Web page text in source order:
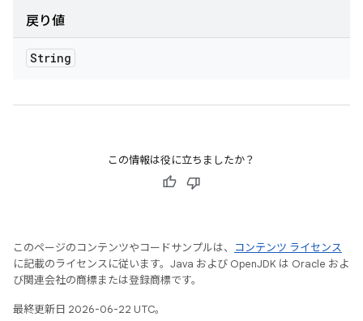
戻り値
String
この情報は役に立ちましたか？
このページのコンテンツやコードサンプルは、
コンテンツ ライセンス
に記載のライセンスに従います。Java および OpenJDK は Oracle およ
び関連会社の商標または登録商標です。
最終更新日 2026-06-22 UTC。